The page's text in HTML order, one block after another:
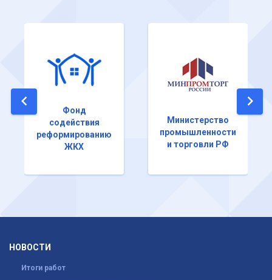
Фонд
содействия
реформированию
ЖКХ
Министерство
промышленности
и торговли РФ
НОВОСТИ
Итоги работ